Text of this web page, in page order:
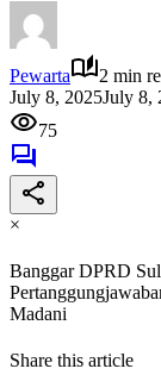
Pewarta
2 min
July 8, 2025July 8,
75
×
Banggar DPRD
Madani
Share this article